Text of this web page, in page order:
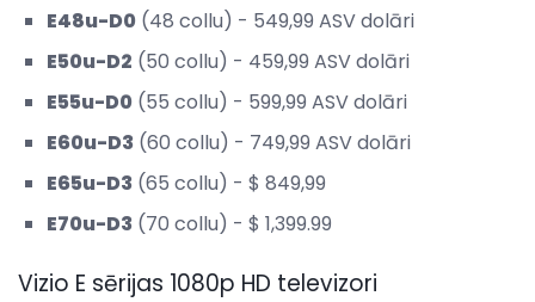
E48u-D0 (48 collu) - 549,99 ASV dolāri
E50u-D2 (50 collu) - 459,99 ASV dolāri
E55u-D0 (55 collu) - 599,99 ASV dolāri
E60u-D3 (60 collu) - 749,99 ASV dolāri
E65u-D3 (65 collu) - $ 849,99
E70u-D3 (70 collu) - $ 1,399.99
Vizio E sērijas 1080p HD televizori